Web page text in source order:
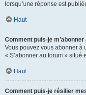
lorsqu’une réponse est
Haut
Comment puis-je
Vous pouvez vous abonner à
« S’abonner au forum » situé
Haut
Comment puis-je résilier